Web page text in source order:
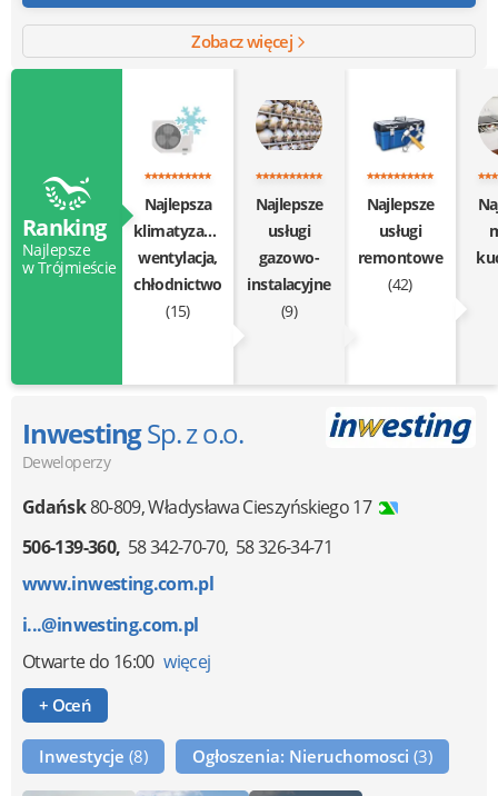
Zobacz więcej
Ranking
Najlepsze
w Trójmieście
Najlepsza
klimatyzacja,
wentylacja,
chłodnictwo
(15)
Najlepsze
usługi
gazowo-
instalacyjne
(9)
Najlepsze
usługi
remontowe
(42)
InwestingSp. z o.o.
Deweloperzy
Gdańsk80-809,Władysława Cieszyńskiego 17
506-139-360 58 342-70-70 58 326-34-71
www.inwesting.com.pl
i...@inwesting.com.pl
Otwartedo 16:00 więcej
+ Oceń
Inwestycje (8) Ogłoszenia: Nieruchomosci (3)